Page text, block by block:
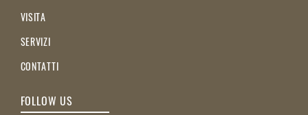
VISITA
SERVIZI
CONTATTI
FOLLOW US